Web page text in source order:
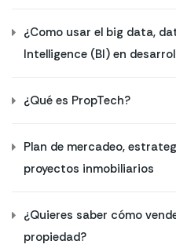
¿Como usar el big data,
Intelligence (BI) en
¿Qué es PropTech?
Plan de mercadeo,
proyectos inmobiliarios
¿Quieres saber cómo
propiedad?